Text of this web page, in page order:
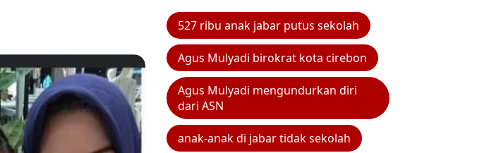
527 ribu anak jabar putus sekolah
Agus Mulyadi birokrat kota cirebon
Agus Mulyadi mengundurkan diri
dari ASN
anak-anak di jabar tidak sekolah